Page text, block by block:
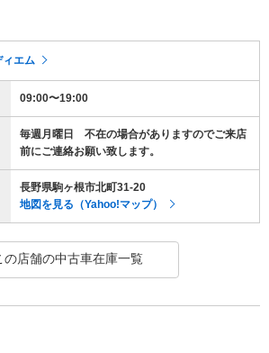
エム
09:00〜19:00
毎週月曜日 不在の場合がありますのでご来店
前にご連絡お願い致します。
長野県駒ヶ根市北町31-20
地図を見る（Yahoo!マップ）
の店舗の中古車在庫一覧